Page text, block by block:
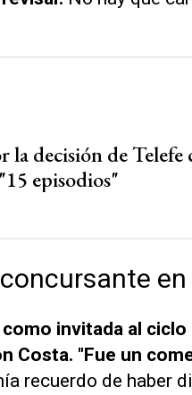
la decisión de
episodios"
invitada al
Costa. "Fue un
recuerdo de haber